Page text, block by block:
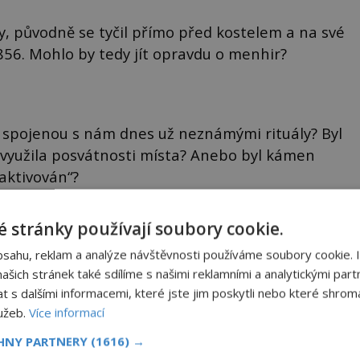
původně se tyčil přímo před kostelem a na své
Mohlo by tedy jít opravdu o menhir?
s nám dnes už neznámými rituály? Byl
posvátnosti místa? Anebo byl kámen
muffiny s bylinkami
dýňové muffiny s bylinkami a feta sýrem vytvářejí
harmonii chutí. Jistě si je zamilujete. Suroviny na 12
250 g dýně Hokaido 2 lžíce olivového oleje sůl, pepř hrst
stránky používají soubory cookie.
reklam a analýze návštěvnosti používáme soubory cookie.
stránek také sdílíme s našimi reklamními a analytickými
s dalšími informacemi, které jste jim poskytli nebo které
Více informací
PARTNERY (1616) →